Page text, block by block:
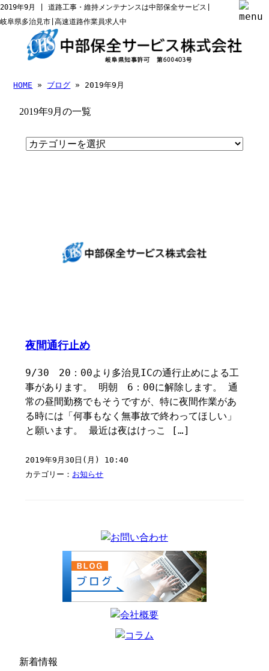
2019年9月 | 道路工事・維持メンテナンスは中部保全サービス|
岐阜県多治見市|高速道路作業員求人中
HOME » ブログ » 2019年9月
2019年9月の一覧
夜間通行止め
9/30 20：00より多治見ICの通行止めによる工
事があります。 明朝 6：00に解除します。 通
常の昼間勤務でもそうですが、特に夜間作業があ
る時には「何事もなく無事故で終わってほしい」
と願います。 最近は夜はけっこ […]
2019年9月30日(月) 10:40
カテゴリー： お知らせ
新着情報